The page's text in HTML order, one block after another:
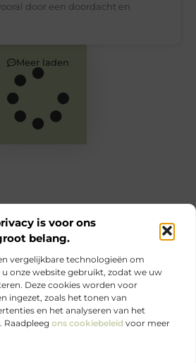
is voor ons
belang.
vergelijkbare technologieën om
onze website gebruikt, zodat we uw
Deze cookies worden voor
ingezet, zoals het tonen van
en het analyseren van het
Raadpleeg ons cookiebeleid voor meer
door een doordacht en
Meer laden
nieuws op Je-eigen-marketing.be.
marketing begint bij jezelf.